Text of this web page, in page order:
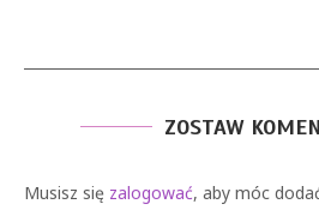
ZOSTAW
Musisz się zalogować, aby móc